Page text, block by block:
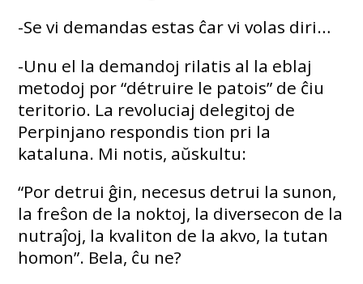
-Se vi demandas estas ĉar vi volas diri…
-Unu el la demandoj rilatis al la eblaj
metodoj por “détruire le patois” de ĉiu
teritorio. La revoluciaj delegitoj de
Perpinjano respondis tion pri la
kataluna. Mi notis, aŭskultu:
“Por detrui ĝin, necesus detrui la sunon,
la freŝon de la noktoj, la diversecon de la
nutraĵoj, la kvaliton de la akvo, la tutan
homon”. Bela, ĉu ne?